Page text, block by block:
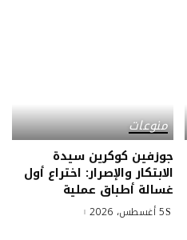
منوعات
جوزفين كوكرين سيدة
الابتكار والإصرار: اختراع أول
غسالة أطباق عملية
5 أغسطس، 2026